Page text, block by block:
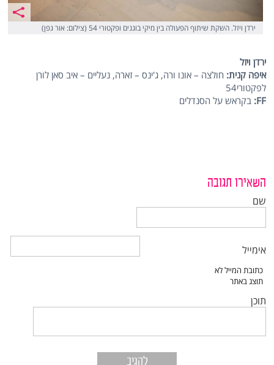
ירדן ויזל. השקת שיתוף הפעולה בין מיקי בוגנים ופקטורי 54 (צילום: אור גפן)
ירדן ויזל
איפה קנית: חולצה – אונו ורה, ג'ינס – זארה, נעליים – איב סאן לורן
לפקטורי54
FF: בקראש על הסנדלים
השאירו תגובה
שם
אימייל
תוכן